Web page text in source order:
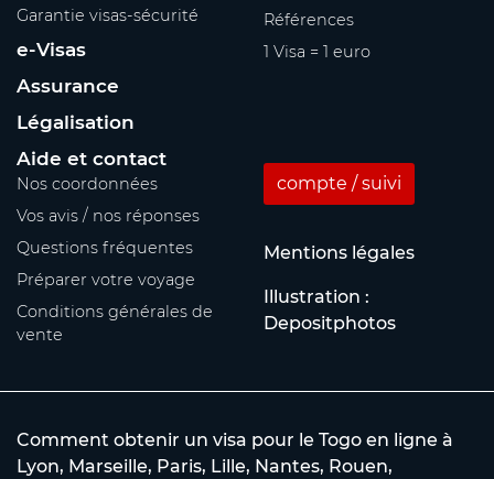
Garantie visas-sécurité
e-Visas
Assurance
Légalisation
Références
1 Visa = 1 euro
Aide et contact
Nos coordonnées
Vos avis / nos réponses
Questions fréquentes
Préparer votre voyage
Conditions générales de
vente
compte / suivi
Mentions légales
Illustration :
Depositphotos
Comment obtenir un visa pour le Togo en ligne à
Lyon, Marseille, Paris, Lille, Nantes, Rouen,